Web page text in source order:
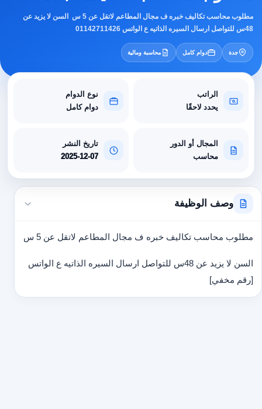
مطلوب محاسب تكاليف خبره ف مجال المطاعم لاتقل عن 5 س السن لا يزيد عن
48س للتواصل ارسال السيره الذاتيه ع الواتس 01142711426
جدة دوام كامل محاسبة ومالية
الراتب
يحدد لاحقًا
نوع الدوام
دوام كامل
المجال أو الدور
محاسب
تاريخ النشر
2025-12-07
وصف الوظيفة
مطلوب محاسب تكاليف خبره ف مجال المطاعم لاتقل عن 5 س
السن لا يزيد عن 48س للتواصل ارسال السيره الذاتيه ع الواتس
[رقم مخفي]